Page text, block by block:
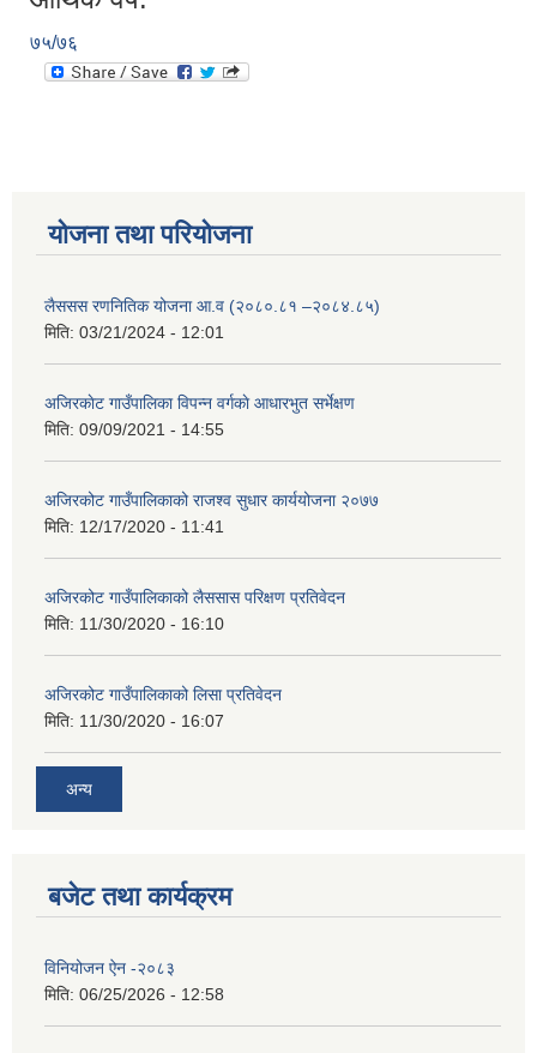
७५/७६
योजना तथा परियोजना
लैससस रणनितिक योजना आ.व (२०८०.८१ –२०८४.८५)
मिति: 03/21/2024 - 12:01
अजिरकाेट गाउँपालिका विपन्न वर्गकाे आधारभुत सर्भेक्षण
मिति: 09/09/2021 - 14:55
अजिरकोट गाउँपालिकाको राजश्व सुधार कार्ययोजना २०७७
मिति: 12/17/2020 - 11:41
अजिरकोट गाउँपालिकाको लैससास परिक्षण प्रतिवेदन
मिति: 11/30/2020 - 16:10
अजिरकोट गाउँपालिकाको लिसा प्रतिवेदन
मिति: 11/30/2020 - 16:07
अन्य
बजेट तथा कार्यक्रम
विनियोजन ऐन -२०८३
मिति: 06/25/2026 - 12:58